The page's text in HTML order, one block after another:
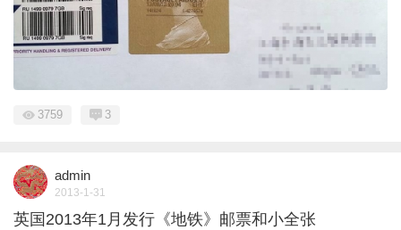
3759 3
admin
2013-1-31
英国2013年1月发行《地铁》邮票和小全张